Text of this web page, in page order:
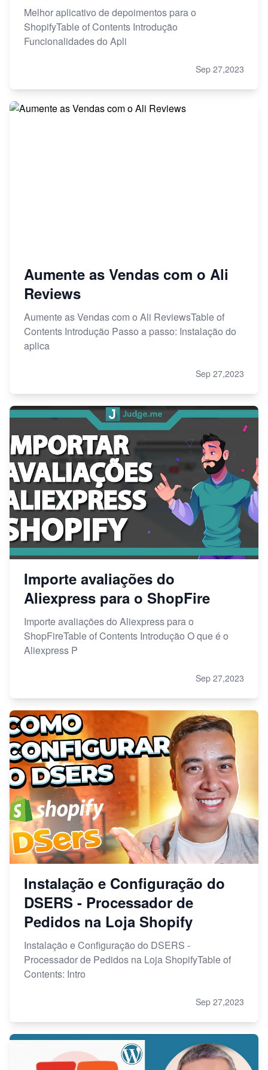
Melhor aplicativo de depoimentos para o
ShopifyTable of Contents Introdução
Funcionalidades do Apli
Sep 27,2023
Aumente as Vendas com o Ali
Reviews
Aumente as Vendas com o Ali ReviewsTable of
Contents Introdução Passo a passo: Instalação do
aplica
Sep 27,2023
Importe avaliações do
Aliexpress para o ShopFire
Importe avaliações do Aliexpress para o
ShopFireTable of Contents Introdução O que é o
Aliexpress P
Sep 27,2023
Instalação e Configuração do
DSERS - Processador de
Pedidos na Loja Shopify
Instalação e Configuração do DSERS -
Processador de Pedidos na Loja ShopifyTable of
Contents: Intro
Sep 27,2023